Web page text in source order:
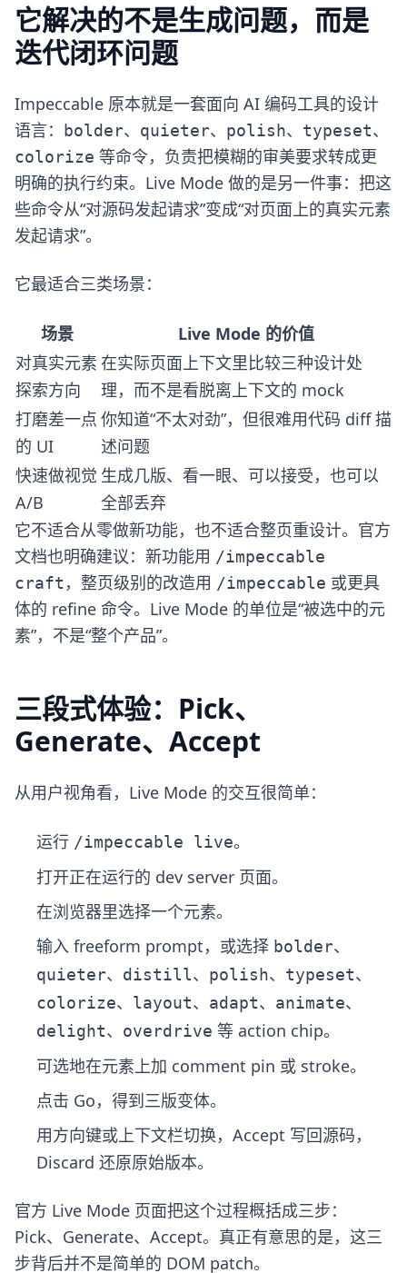
它解决的不是生成问题，而是
迭代闭环问题
Impeccable 原本就是一套面向 AI 编码工具的设计
语言：
bolder、 quieter、 polish、 typeset、
colorize 等命令，负责把模糊的审美要求转成更
明确的执行约束。Live Mode 做的是另一件事：把这
些命令从“对源码发起请求”变成“对页面上的真实元素
发起请求”。
它最适合三类场景：
场景
Live Mode 的价值
对真实元素
探索方向
在实际页面上下文里比较三种设计处
理，而不是看脱离上下文的 mock
打磨差一点
的 UI
你知道“不太对劲”，但很难用代码 diff 描
述问题
快速做视觉
A/B
生成几版、看一眼、可以接受，也可以
全部丢弃
它不适合从零做新功能，也不适合整页重设计。官方
文档也明确建议：新功能用 /impeccable
craft ，整页级别的改造用 /impeccable 或更具
体的 refine 命令。Live Mode 的单位是“被选中的元
素”，不是“整个产品”。
三段式体验：Pick、
Generate、Accept
从用户视角看，Live Mode 的交互很简单：
运行 /impeccable live。
打开正在运行的 dev server 页面。
在浏览器里选择一个元素。
输入 freeform prompt，或选择 bolder、
quieter、 distill、 polish、 typeset、
colorize、 layout、 adapt、 animate、
delight、 overdrive 等 action chip。
可选地在元素上加 comment pin 或 stroke。
点击 Go，得到三版变体。
用方向键或上下文栏切换，Accept 写回源码，
Discard 还原原始版本。
官方 Live Mode 页面把这个过程概括成三步：
Pick、Generate、Accept。真正有意思的是，这三
步背后并不是简单的 DOM patch。